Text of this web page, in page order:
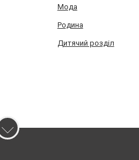
Мода
Родина
Дитячий розділ